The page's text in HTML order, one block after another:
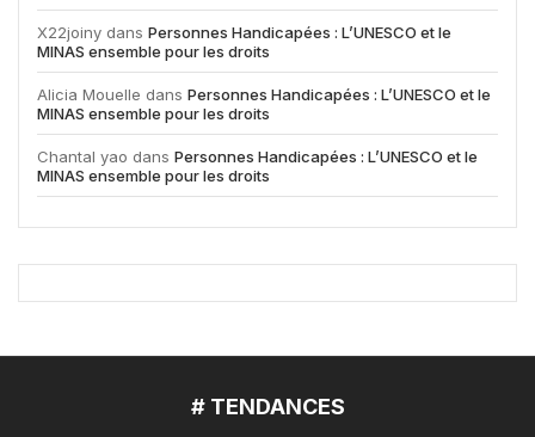
X22joiny dans Personnes Handicapées : L’UNESCO et le
MINAS ensemble pour les droits
Alicia Mouelle dans Personnes Handicapées : L’UNESCO et le
MINAS ensemble pour les droits
Chantal yao dans Personnes Handicapées : L’UNESCO et le
MINAS ensemble pour les droits
# TENDANCES